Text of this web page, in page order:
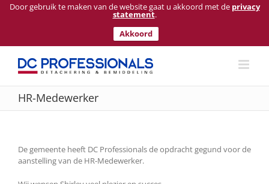
Door gebruik te maken van de website gaat u akkoord met de privacy
statement.
Akkoord
Ga
inhoud
HR-Medewerker
De gemeente heeft DC Professionals de opdracht gegund voor de
aanstelling van de HR-Medewerker.